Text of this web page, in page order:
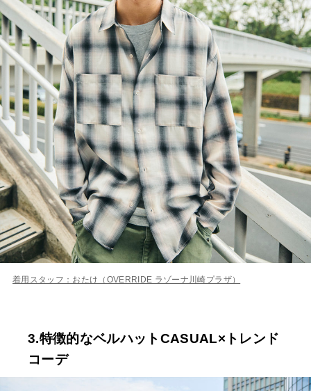
着用スタッフ：おたけ（OVERRIDE ラゾーナ川崎プラザ）
3.特徴的なベルハットCASUAL× トレンド
コーデ